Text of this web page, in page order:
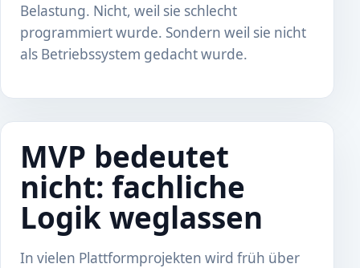
Belastung. Nicht, weil sie schlecht
programmiert wurde. Sondern weil sie nicht
als Betriebssystem gedacht wurde.
MVP bedeutet
nicht: fachliche
Logik weglassen
In vielen Plattformprojekten wird früh über